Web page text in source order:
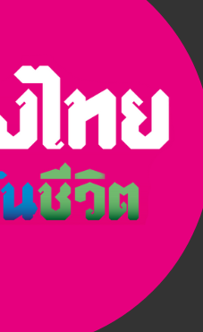
ยงภัยทรัพย์สิน (IAR)
ค์กร